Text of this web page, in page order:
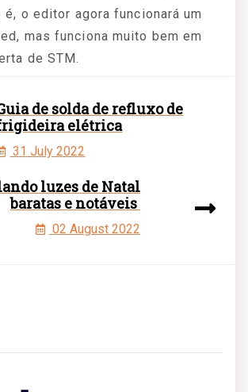
é, o editor agora funcionará um
mas funciona muito bem em
de STM.
de solda de refluxo de
elétrica
31 July 2022
luzes de Natal
baratas e notáveis ​​
02 August 2022